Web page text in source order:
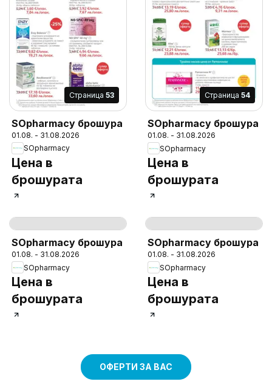
Cтраница 53
SOpharmacy брошура
01.08. - 31.08.2026
SOpharmacy
Цена в
брошурата
Cтраница 54
SOpharmacy брошура
01.08. - 31.08.2026
SOpharmacy
Цена в
брошурата
SOpharmacy брошура
01.08. - 31.08.2026
SOpharmacy
Цена в
брошурата
SOpharmacy брошура
01.08. - 31.08.2026
SOpharmacy
Цена в
брошурата
ОФЕРТИ ЗА ВАС